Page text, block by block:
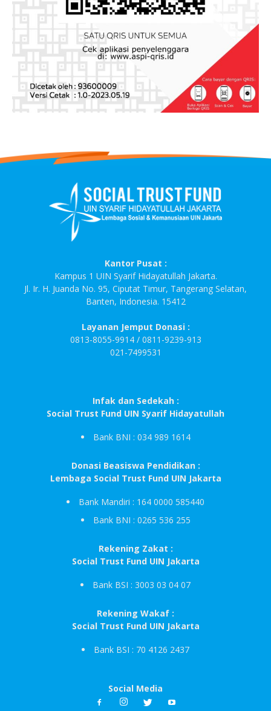
Kantor Pusat :
Kampus 1 UIN Syarif Hidayatullah Jakarta.
Jl. Ir. H. Juanda No. 95, Ciputat Timur, Tangerang Selatan,
Banten, Indonesia. 15412
Layanan Jemput Donasi :
0813-8055-9914 / 0811-9239-913
021-7499531
Infak dan Sedekah :
Social Trust Fund UIN Syarif Hidayatullah
Bank BNI : 034 989 1614
Donasi Beasiswa Pendidikan :
Lembaga Social Trust Fund UIN Jakarta
Bank Mandiri : 164 0000 585440
Bank BNI : 0265 536 255
Rekening Zakat :
Social Trust Fund UIN Jakarta
Bank BSI : 3003 03 04 07
Rekening Wakaf :
Social Trust Fund UIN Jakarta
Bank BSI : 70 4126 2437
Social Media